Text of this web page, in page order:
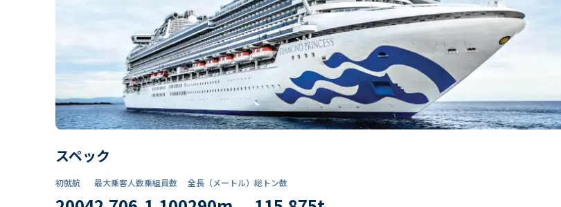
スペック
初就航 最大乗客人数乗組員数​ 全長（メートル） 総トン数​